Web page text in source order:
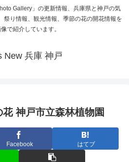
Gallery」の更新情報、兵庫県と神戸の気
祭り情報、観光情報、季節の花の開花情報を
で紹介しています。
New 兵庫 神戸
神戸市立森林植物園
Facebook はてブ